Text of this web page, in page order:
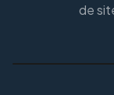
de